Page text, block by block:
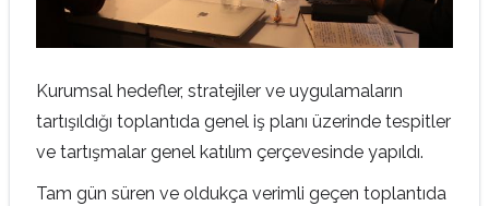
Kurumsal hedefler, stratejiler ve uygulamaların
tartışıldığı toplantıda genel iş planı üzerinde tespitler
ve tartışmalar genel katılım çerçevesinde yapıldı.
Tam gün süren ve oldukça verimli geçen toplantıda